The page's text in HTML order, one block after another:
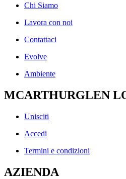
Chi Siamo
Lavora con noi
Contattaci
Evolve
Ambiente
MCARTHURGLEN
Unisciti
Accedi
Termini e condizioni
AZIENDA